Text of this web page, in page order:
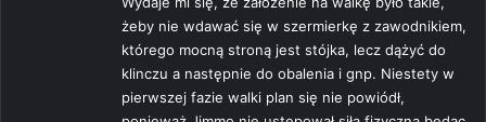
żeby nie wdawać się w szermierkę z zawodnikiem,
którego mocną stroną jest stójka, lecz dążyć do
klinczu a następnie do obalenia i gnp. Niestety w
pierwszej fazie walki plan się nie powiódł,